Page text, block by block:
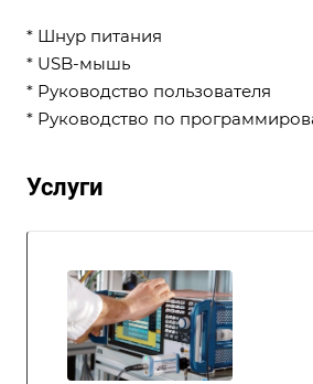
* Шнур питания
* USB-мышь
* Руководство пользователя
* Руководство по
Услуги